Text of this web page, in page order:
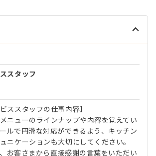
スタッフ
ススタッフの仕事内容】
ニューのラインナップや内容を覚えてい
ルで円滑な対応ができるよう、キッチン
ニケーションも大切にしてください。
お客さまから直接感謝の言葉をいただい